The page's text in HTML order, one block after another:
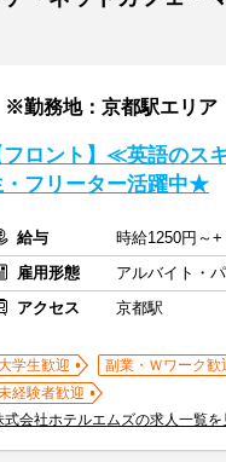
勤務地：京都駅エリア
フロント】≪英語のス
・フリーター活躍中★
給与
時給1250円～
雇用形態
アルバイト・
アクセス
京都駅
学生歓迎 副業・Ｗワーク歓
経験者歓迎
式会社ホテルエムズの求人一覧を